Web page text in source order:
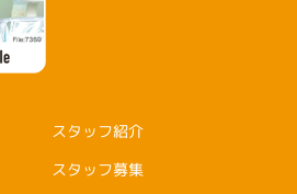
スタッフ紹介
スタッフ募集